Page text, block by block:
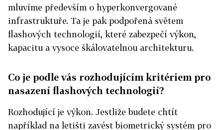
mluvíme především o hyperkonvergované
infrastruktuře. Ta je pak podpořená světem
flashových technologií, které zabezpečí výkon,
kapacitu a vysoce škálovatelnou architekturu.
Co je podle vás rozhodujícím kritériem pro
nasazení flashových technologií?
Rozhodující je výkon. Jestliže budete chtít
například na letišti zavést biometrický systém pro